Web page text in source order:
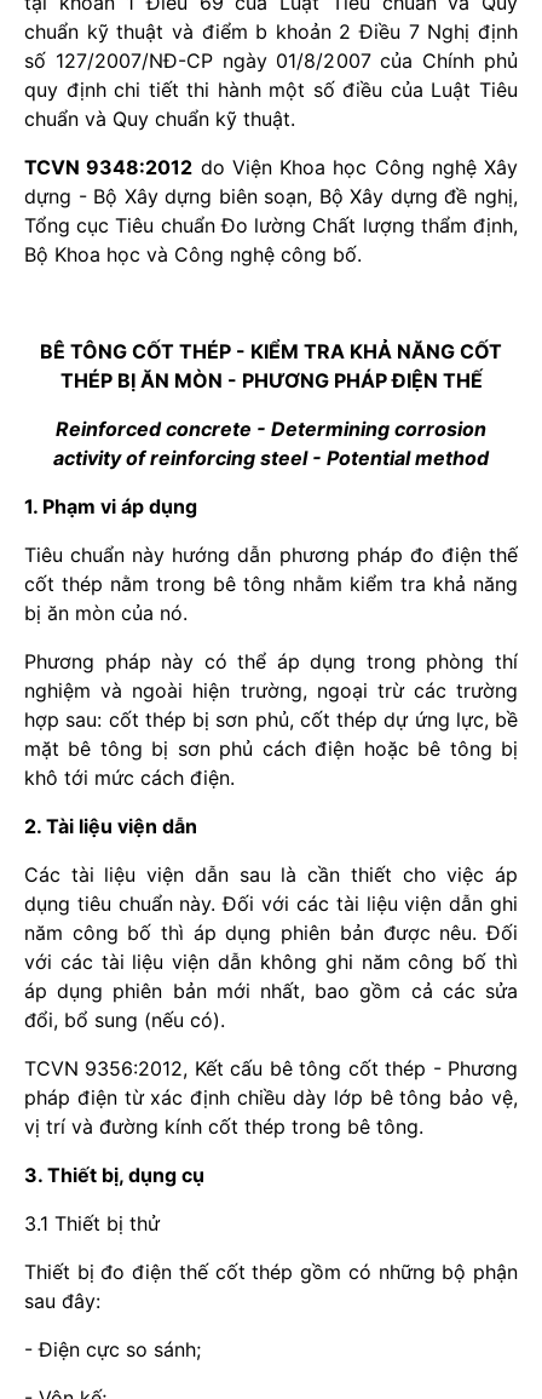
chuẩn kỹ thuật và điểm b khoản 2 Điều 7 Nghị định
số 127/2007/NĐ-CP ngày 01/8/2007 của Chính phủ
quy định chi tiết thi hành một số điều của Luật Tiêu
chuẩn và Quy chuẩn kỹ thuật.
TCVN 9348:2012 do Viện Khoa học Công nghệ Xây
dựng - Bộ Xây dựng biên soạn, Bộ Xây dựng đề nghị,
Tổng cục Tiêu chuẩn Đo lường Chất lượng thẩm định,
Bộ Khoa học và Công nghệ công bố.
BÊ TÔNG CỐT THÉP - KIỂM TRA KHẢ NĂNG CỐT
THÉP BỊ ĂN MÒN - PHƯƠNG PHÁP ĐIỆN THẾ
Reinforced concrete - Determining corrosion
activity of reinforcing steel - Potential method
1. Phạm vi áp dụng
Tiêu chuẩn này hướng dẫn phương pháp đo điện thế
cốt thép nằm trong bê tông nhằm kiểm tra khả năng
bị ăn mòn của nó.
Phương pháp này có thể áp dụng trong phòng thí
nghiệm và ngoài hiện trường, ngoại trừ các trường
hợp sau: cốt thép bị sơn phủ, cốt thép dự ứng lực, bề
mặt bê tông bị sơn phủ cách điện hoặc bê tông bị
khô tới mức cách điện.
2. Tài liệu viện dẫn
Các tài liệu viện dẫn sau là cần thiết cho việc áp
dụng tiêu chuẩn này. Đối với các tài liệu viện dẫn ghi
năm công bố thì áp dụng phiên bản được nêu. Đối
với các tài liệu viện dẫn không ghi năm công bố thì
áp dụng phiên bản mới nhất, bao gồm cả các sửa
đổi, bổ sung (nếu có).
TCVN 9356:2012, Kết cấu bê tông cốt thép - Phương
pháp điện từ xác định chiều dày lớp bê tông bảo vệ,
vị trí và đường kính cốt thép trong bê tông.
3. Thiết bị, dụng cụ
3.1 Thiết bị thử
Thiết bị đo điện thế cốt thép gồm có những bộ phận
sau đây:
- Điện cực so sánh;